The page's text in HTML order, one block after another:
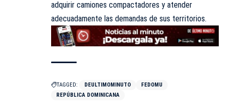
adquirir camiones compactadores y atender
adecuadamente las demandas de sus territorios.
TAGGED: DEULTIMOMINUTO
FEDOMU
REPÚBLICA DOMINICANA